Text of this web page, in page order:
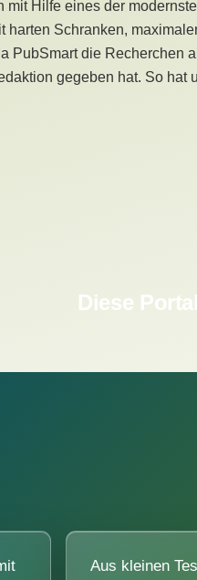
Hilfe eines der
Schranken,
PubSmart die
gegeben hat. So
Diese
Aus kleinen